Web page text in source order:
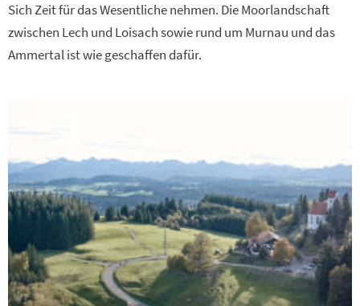
Sich Zeit für das Wesentliche nehmen. Die Moorlandschaft
zwischen Lech und Loisach sowie rund um Murnau und das
Ammertal ist wie geschaffen dafür.